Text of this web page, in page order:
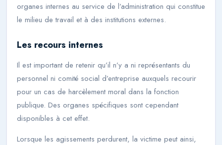
organes internes au service de l’administration qui constitue
le milieu de travail et à des institutions externes.
Les recours internes
Il est important de retenir qu’il n’y a ni représentants du
personnel ni comité social d’entreprise auxquels recourir
pour un cas de harcèlement moral dans la fonction
publique. Des organes spécifiques sont cependant
disponibles à cet effet.
Lorsque les agissements perdurent, la victime peut ainsi,